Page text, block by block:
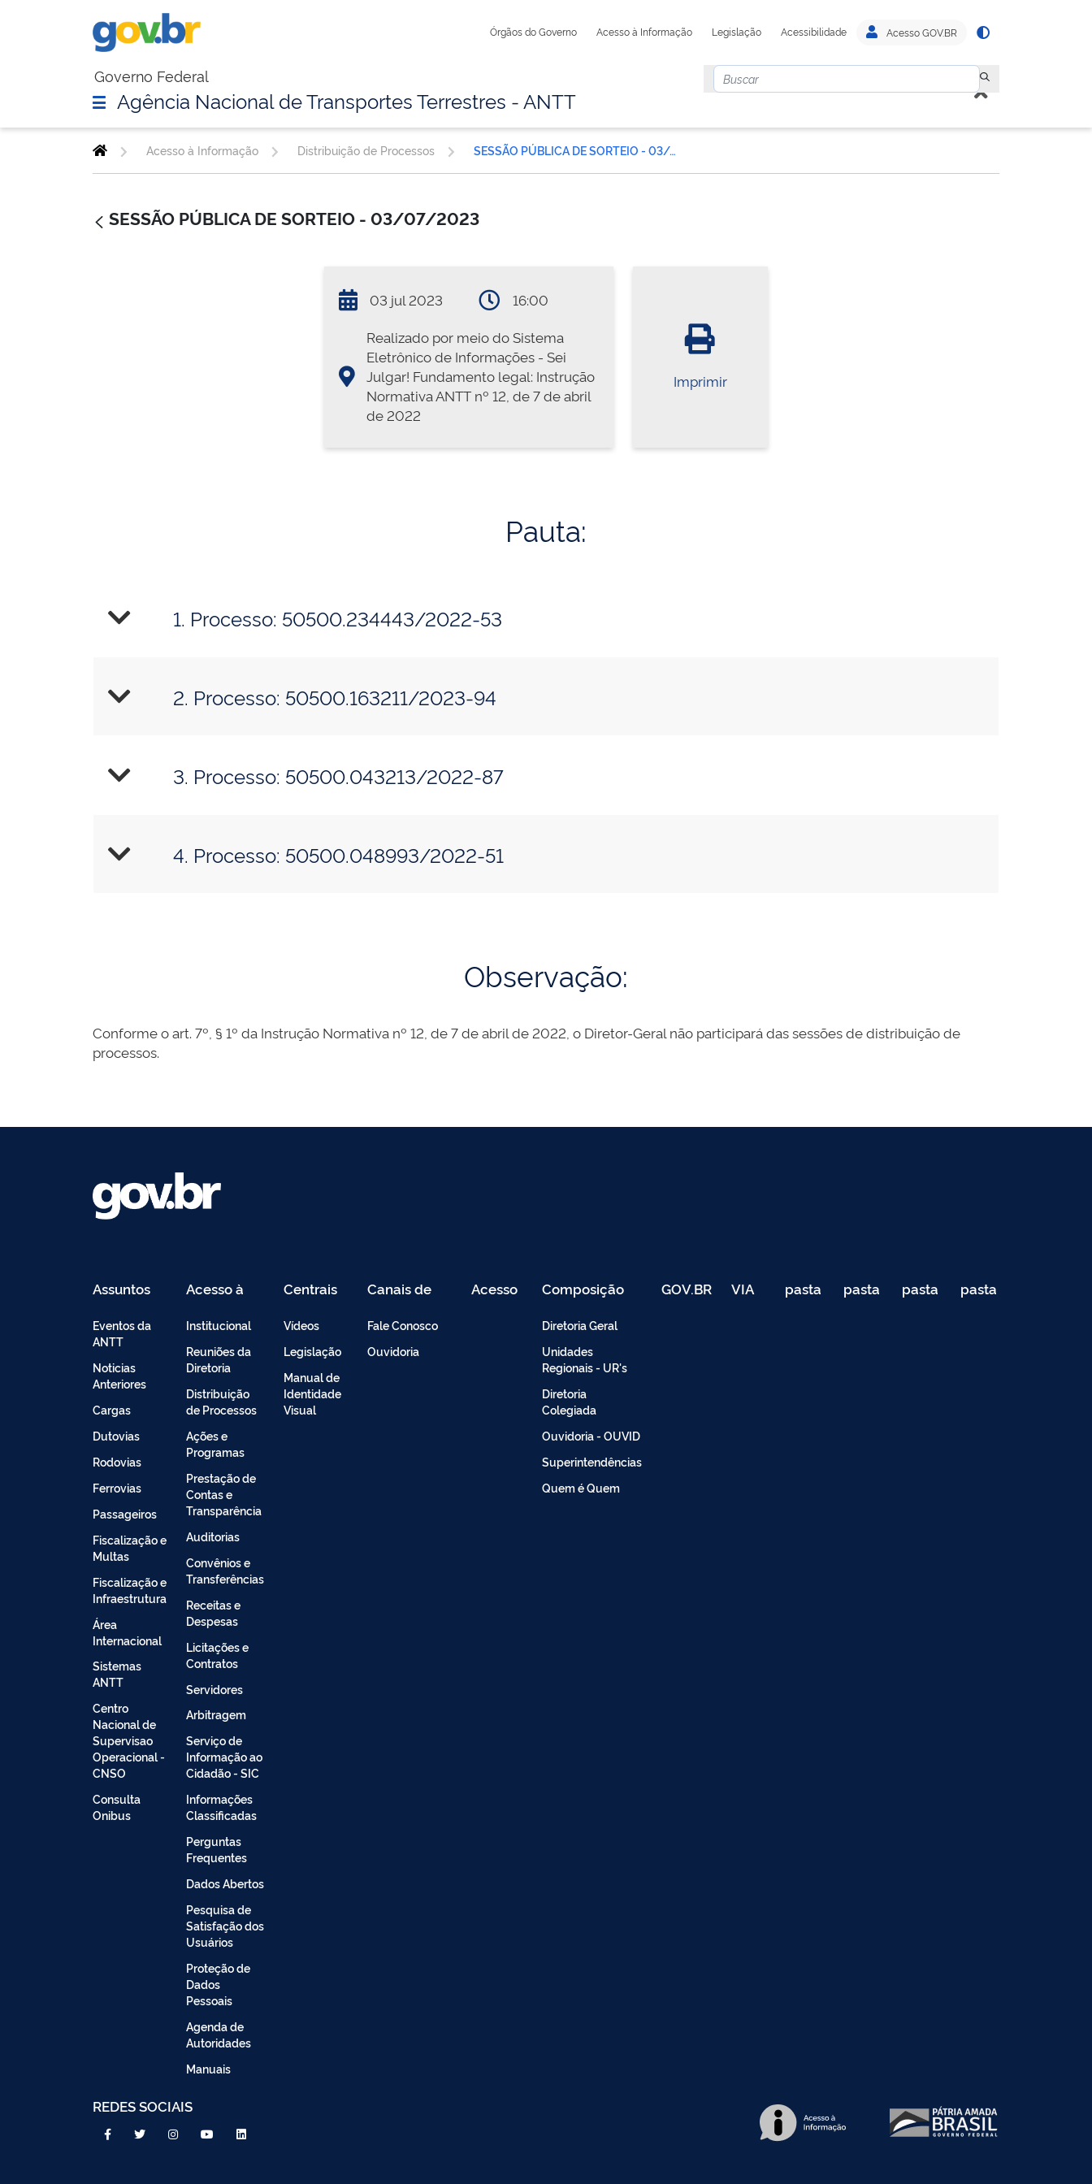
Órgãos do Governo Acesso à Informação Legislação Acessibilidade Acesso GOV.BR
Governo Federal
Agência Nacional de Transportes Terrestres - ANTT
Acesso à Informação Distribuição de Processos SESSÃO PÚBLICA DE SORTEIO - 03/07/2023
SESSÃO PÚBLICA DE SORTEIO - 03/07/2023
03 jul 2023
16:00
Realizado por meio do Sistema
Eletrônico de Informações - Sei
Julgar! Fundamento legal: Instrução
Normativa ANTT nº 12, de 7 de abril
de 2022
Imprimir
Pauta:
1. Processo: 50500.234443/2022-53
2. Processo: 50500.163211/2023-94
3. Processo: 50500.043213/2022-87
4. Processo: 50500.048993/2022-51
Observação:
Conforme o art. 7º, § 1º da Instrução Normativa nº 12, de 7 de abril de 2022, o Diretor-Geral não participará das sessões de distribuição de
processos.
Assuntos
Eventos da
ANTT
Noticias
Anteriores
Cargas
Dutovias
Rodovias
Ferrovias
Passageiros
Fiscalização e
Multas
Fiscalização e
Infraestrutura
Área
Internacional
Sistemas
ANTT
Centro
Nacional de
Supervisao
Operacional -
CNSO
Consulta
Onibus
Acesso à
Institucional
Reuniões da
Diretoria
Distribuição
de Processos
Ações e
Programas
Prestação de
Contas e
Transparência
Auditorias
Convênios e
Transferências
Receitas e
Despesas
Licitações e
Contratos
Servidores
Arbitragem
Serviço de
Informação ao
Cidadão - SIC
Informações
Classificadas
Perguntas
Frequentes
Dados Abertos
Pesquisa de
Satisfação dos
Usuários
Proteção de
Dados
Pessoais
Agenda de
Autoridades
Manuais
Centrais
Vídeos
Legislação
Manual de
Identidade
Visual
Canais de
Fale Conosco
Ouvidoria
Acesso Composição
Diretoria Geral
Unidades
Regionais - UR's
Diretoria
Colegiada
Ouvidoria - OUVID
Superintendências
Quem é Quem
GOV.BR VIA pasta
de
pasta
de
pasta
de
pasta
de
REDES SOCIAIS